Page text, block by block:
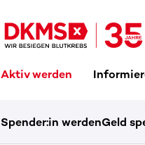
Aktiv werden
Spender:in werdenGeld